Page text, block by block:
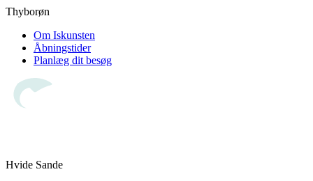
Thyborøn
Om Iskunsten
Åbningstider
Planlæg dit besøg
Hvide Sande